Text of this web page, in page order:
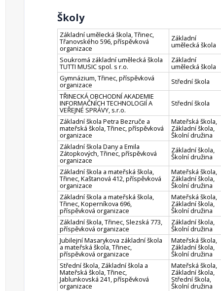
Školy
Základní umělecká škola, Třinec,
Třanovského 596, příspěvková
organizace
Základní
umělecká škola
Soukromá základní umělecká škola
TUTTI MUSIC spol. s r.o.
Základní
umělecká škola
Gymnázium, Třinec, příspěvková
organizace
Střední škola
TŘINECKÁ OBCHODNÍ AKADEMIE
INFORMAČNÍCH TECHNOLOGIÍ A
VEŘEJNÉ SPRÁVY, s.r.o.
Střední škola
Základní škola Petra Bezruče a
mateřská škola, Třinec, příspěvková
organizace
Mateřská škola,
Základní škola,
Školní družina
Základní škola Dany a Emila
Zátopkových, Třinec, příspěvková
organizace
Základní škola,
Školní družina
Základní škola a mateřská škola,
Třinec, Kaštanová 412, příspěvková
organizace
Mateřská škola,
Základní škola,
Školní družina
Základní škola a mateřská škola,
Třinec, Koperníkova 696,
příspěvková organizace
Mateřská škola,
Základní škola,
Školní družina
Základní škola, Třinec, Slezská 773,
příspěvková organizace
Základní škola,
Školní družina
Jubilejní Masarykova základní škola
a mateřská škola, Třinec,
příspěvková organizace
Mateřská škola,
Základní škola,
Školní družina
Střední škola, Základní škola a
Mateřská škola, Třinec,
Jablunkovská 241, příspěvková
organizace
Mateřská škola,
Základní škola,
Střední škola,
Školní družina